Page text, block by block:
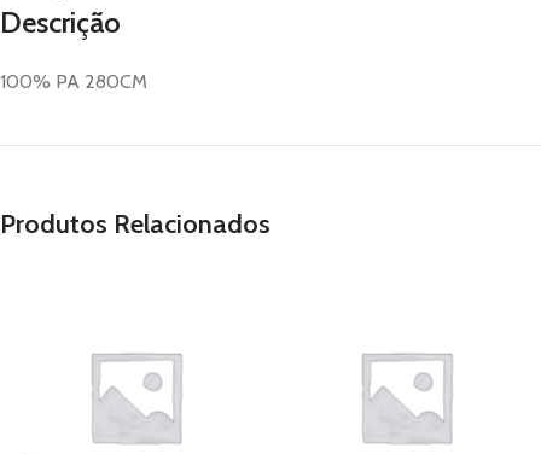
Descrição
100% PA 280CM
Produtos Relacionados